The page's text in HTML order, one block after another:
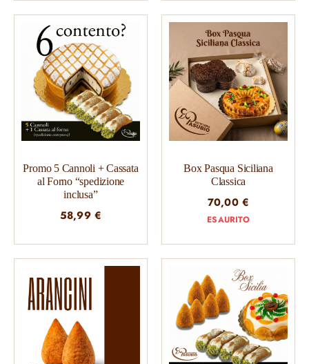
Promo 5 Cannoli + Cassata
al Forno “spedizione
inclusa”
58,99€
Box Pasqua Siciliana
Classica
70,00€
ESAURITO